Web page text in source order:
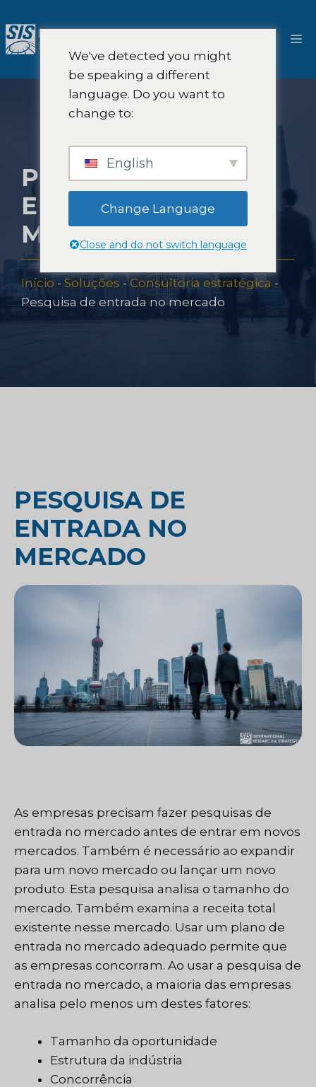
para
o
PESQUISA DE
ENTRADA NO
MERCADO
Início - Soluções -Consultoria estratégica -
Pesquisa de entrada no mercado
PESQUISA DE
ENTRADA NO
MERCADO
As empresas precisam fazer pesquisas de
entrada no mercado antes de entrar em novos
mercados. Também é necessário ao expandir
para um novo mercado ou lançar um novo
produto. Esta pesquisa analisa o tamanho do
mercado. Também examina a receita total
existente nesse mercado. Usar um plano de
entrada no mercado adequado permite que
as empresas concorram. Ao usar a pesquisa de
entrada no mercado, a maioria das empresas
analisa pelo menos um destes fatores:
Tamanho da oportunidade
Estrutura da indústria
Concorrência
We've detected you might
be speaking a different
language. Do you want to
change to:
English
Change Language
Close and do not switch language